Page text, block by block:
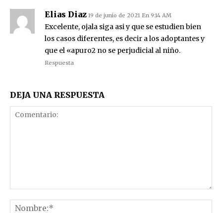
Elias Diaz 19 de junio de 2021 En 9:14 AM
Excelente, ojala siga asi y que se estudien bien
los casos diferentes, es decir a los adoptantes y
que el «apuro2 no se perjudicial al niño.
Respuesta
DEJA UNA RESPUESTA